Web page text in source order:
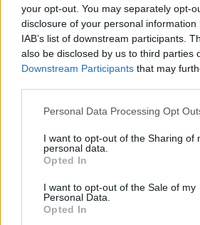
your opt-out. You may separately opt-
disclosure of your personal
IAB’s list of downstream participants.
also be disclosed by us to third parties
Downstream Participants that may
Please note that this website/app uses
not limited to your visit or usage
grant or deny consent to Google and
use your data for below specified
consent section.
Personal Data Processing Opt
I want to opt-out of the Sharing of
personal data.
Opted In
I want to opt-out of the Sale of my
Personal Data.
Opted In
Η κατάσταση στον
Ο πρωθυπουργός υπογράμμισε
ότι δεν υπάρχουν μαγικές
που μπορούν να φέρουν